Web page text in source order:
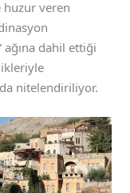
huzur veren
ağına dahil ettiği
da nitelendiriliyor.